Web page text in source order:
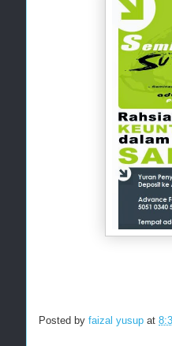
Posted by faizal yusup at